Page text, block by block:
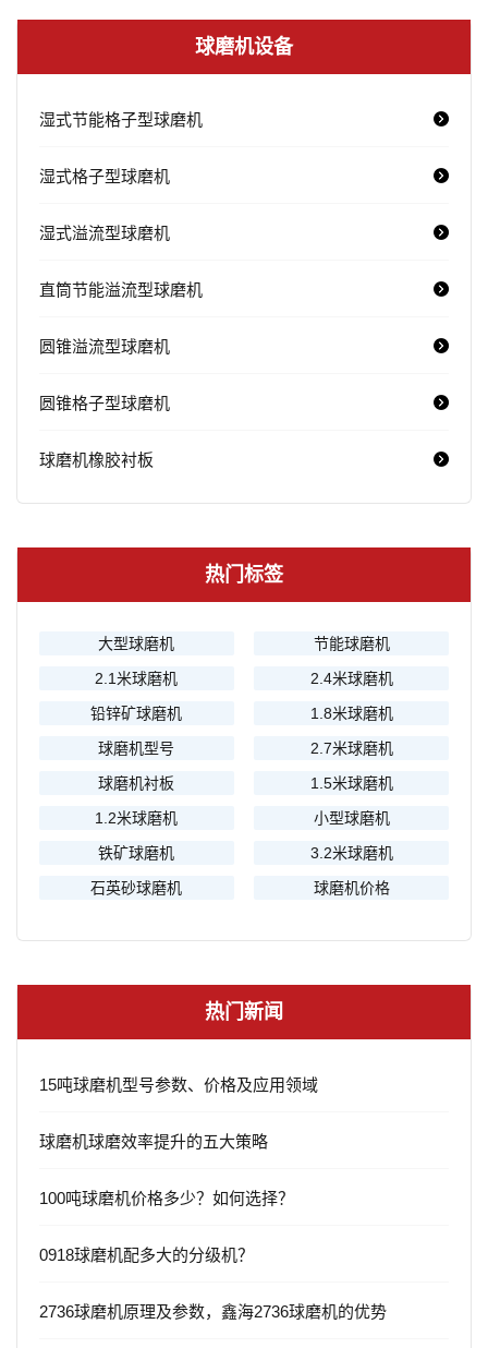
球磨机设备
湿式节能格子型球磨机
湿式格子型球磨机
湿式溢流型球磨机
直筒节能溢流型球磨机
圆锥溢流型球磨机
圆锥格子型球磨机
球磨机橡胶衬板
热门标签
大型球磨机
节能球磨机
2.1米球磨机
2.4米球磨机
铅锌矿球磨机
1.8米球磨机
球磨机型号
2.7米球磨机
球磨机衬板
1.5米球磨机
1.2米球磨机
小型球磨机
铁矿球磨机
3.2米球磨机
石英砂球磨机
球磨机价格
热门新闻
15吨球磨机型号参数、价格及应用领域
球磨机球磨效率提升的五大策略
100吨球磨机价格多少？如何选择？
0918球磨机配多大的分级机？
2736球磨机原理及参数，鑫海2736球磨机的优势